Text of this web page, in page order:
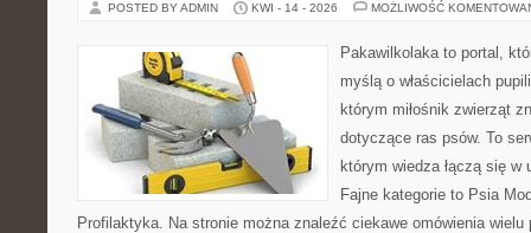
POSTED BY ADMIN KWI - 14 - 2026 MOŻLIWOŚĆ
Pakawilkolaka to portal,
myślą o właścicielach
którym miłośnik zwierząt
dotyczące ras psów. To
którym wiedza łączą się w
Fajne kategorie to Psia
Profilaktyka. Na stronie można znaleźć ciekawe omówienia